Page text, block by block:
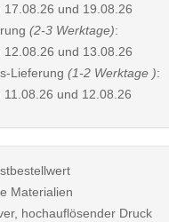
17.08.26 und 19.08.26
(2-3 Werktage):
12.08.26 und 13.08.26
Lieferung (1-2 Werktage ):
11.08.26 und 12.08.26
Materialien
hochauflösender Druck